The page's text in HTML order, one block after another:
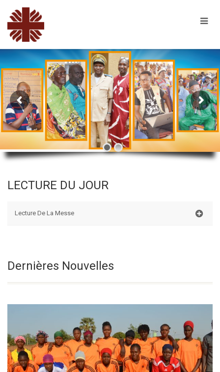
LECTURE DU JOUR
Lecture De La Messe
18° Semaine Du
Temps Ordinaire
Dernières Nouvelles